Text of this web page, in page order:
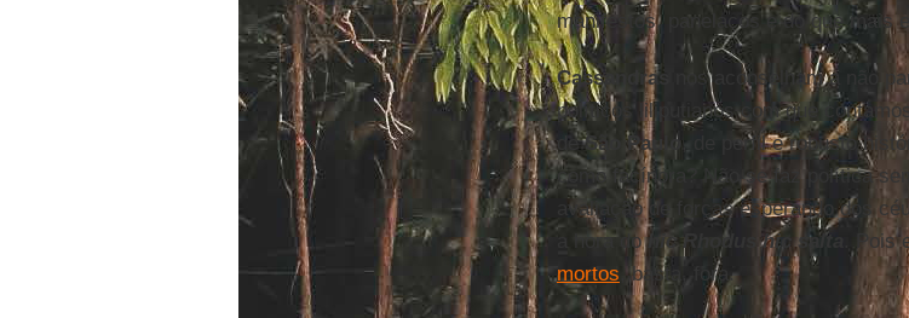
manifestos, panelaços e do que mais
Cassandras
nos aconselham a não
políticos liliputianos com que
deSão Paulo, de perfil e robusto
como facínora? Não se faz política
avaliação de forças esperando dos
a hora dohic Rhodus hic salta . Pois
mortos , basta, fora.